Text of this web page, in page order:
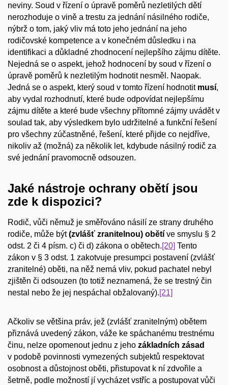
neviny. Soud v řízení o úpravě poměrů nezletilých dětí
nerozhoduje o vině a trestu za jednání násilného rodiče,
nýbrž o tom, jaký vliv má toto jeho jednání na jeho
rodičovské kompetence a v konečném důsledku i na
identifikaci a důkladné zhodnocení nejlepšího zájmu dítěte.
Nejedná se o aspekt, jehož hodnocení by soud v řízení o
úpravě poměrů k nezletilým hodnotit nesměl. Naopak.
Jedná se o aspekt, který soud v tomto řízení hodnotit musí,
aby vydal rozhodnutí, které bude odpovídat nejlepšímu
zájmu dítěte a které bude všechny přítomné zájmy uvádět v
soulad tak, aby výsledkem bylo udržitelné a funkční řešení
pro všechny zúčastněné, řešení, které přijde co nejdříve,
nikoliv až (možná) za několik let, kdybude násilný rodič za
své jednání pravomocně odsouzen.
Jaké nástroje ochrany obětí jsou
zde k dispozici?
Rodič, vůči němuž je směřováno násilí ze strany druhého
rodiče, může být(zvlášť zranitelnou) obětí ve smyslu § 2
odst. 2 či 4 písm. c) či d) zákona o obětech.[20] Tento
zákon v § 3 odst. 1 zakotvuje presumpci postavení (zvlášť
zranitelné) oběti, na něž nemá vliv, pokud pachatel nebyl
zjištěn či odsouzen (to totiž neznamená, že se trestný čin
nestal nebo že jej nespáchal obžalovaný).[21]
Ačkoliv se většina práv, jež (zvlášť zranitelným) obětem
přiznává uvedený zákon, váže ke spáchanému trestnému
činu, nelze opomenout jednu z jeho základních zásad
v podobě povinnosti vymezených subjektů respektovat
osobnost a důstojnost oběti, přistupovat k ní zdvořile a
šetrně, podle možností jí vycházet vstříc a postupovat vůči